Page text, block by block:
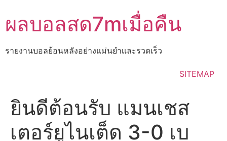
to
content
ผลบอลสด7mเมื่อคืน
รายงานบอลย้อนหลังอย่างแม่นยำเเละรวดเร็ว
SITEMAP
ยินดีต้อนรับ แมนเชส
เตอร์ยูไนเต็ด 3-0 เบ